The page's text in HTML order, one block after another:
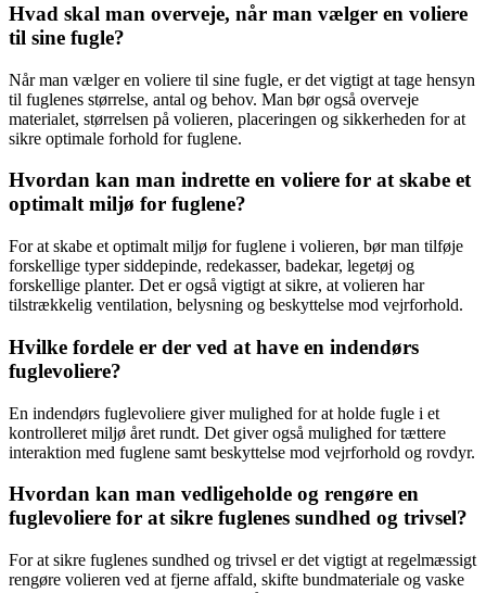
Hvad skal man overveje, når man vælger en voliere
til sine fugle?
Når man vælger en voliere til sine fugle, er det vigtigt at tage hensyn
til fuglenes størrelse, antal og behov. Man bør også overveje
materialet, størrelsen på volieren, placeringen og sikkerheden for at
sikre optimale forhold for fuglene.
Hvordan kan man indrette en voliere for at skabe et
optimalt miljø for fuglene?
For at skabe et optimalt miljø for fuglene i volieren, bør man tilføje
forskellige typer siddepinde, redekasser, badekar, legetøj og
forskellige planter. Det er også vigtigt at sikre, at volieren har
tilstrækkelig ventilation, belysning og beskyttelse mod vejrforhold.
Hvilke fordele er der ved at have en indendørs
fuglevoliere?
En indendørs fuglevoliere giver mulighed for at holde fugle i et
kontrolleret miljø året rundt. Det giver også mulighed for tættere
interaktion med fuglene samt beskyttelse mod vejrforhold og rovdyr.
Hvordan kan man vedligeholde og rengøre en
fuglevoliere for at sikre fuglenes sundhed og trivsel?
For at sikre fuglenes sundhed og trivsel er det vigtigt at regelmæssigt
rengøre volieren ved at fjerne affald, skifte bundmateriale og vaske